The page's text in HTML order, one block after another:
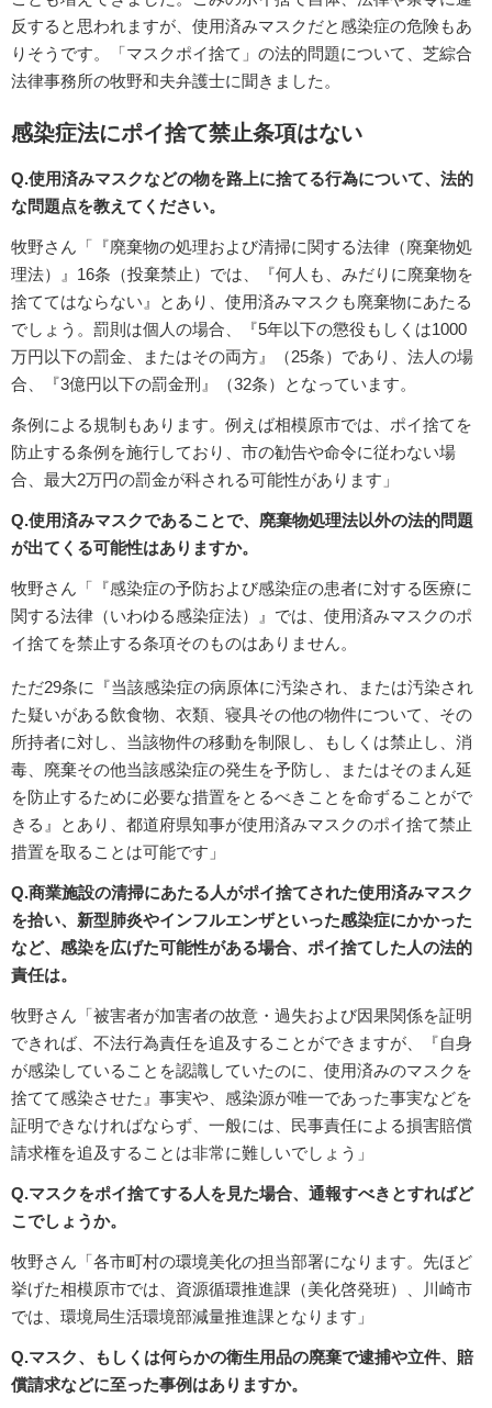
反すると思われますが、使用済みマスクだと感染症の危険もあ
りそうです。「マスクポイ捨て」の法的問題について、芝綜合
法律事務所の牧野和夫弁護士に聞きました。
感染症法にポイ捨て禁止条項はない
Q.使用済みマスクなどの物を路上に捨てる行為について、法的
な問題点を教えてください。
牧野さん「『廃棄物の処理および清掃に関する法律（廃棄物処
理法）』16条（投棄禁止）では、『何人も、みだりに廃棄物を
捨ててはならない』とあり、使用済みマスクも廃棄物にあたる
でしょう。罰則は個人の場合、『5年以下の懲役もしくは1000
万円以下の罰金、またはその両方』（25条）であり、法人の場
合、『3億円以下の罰金刑』（32条）となっています。
条例による規制もあります。例えば相模原市では、ポイ捨てを
防止する条例を施行しており、市の勧告や命令に従わない場
合、最大2万円の罰金が科される可能性があります」
Q.使用済みマスクであることで、廃棄物処理法以外の法的問題
が出てくる可能性はありますか。
牧野さん「『感染症の予防および感染症の患者に対する医療に
関する法律（いわゆる感染症法）』では、使用済みマスクのポ
イ捨てを禁止する条項そのものはありません。
ただ29条に『当該感染症の病原体に汚染され、または汚染され
た疑いがある飲食物、衣類、寝具その他の物件について、その
所持者に対し、当該物件の移動を制限し、もしくは禁止し、消
毒、廃棄その他当該感染症の発生を予防し、またはそのまん延
を防止するために必要な措置をとるべきことを命ずることがで
きる』とあり、都道府県知事が使用済みマスクのポイ捨て禁止
措置を取ることは可能です」
Q.商業施設の清掃にあたる人がポイ捨てされた使用済みマスク
を拾い、新型肺炎やインフルエンザといった感染症にかかった
など、感染を広げた可能性がある場合、ポイ捨てした人の法的
責任は。
牧野さん「被害者が加害者の故意・過失および因果関係を証明
できれば、不法行為責任を追及することができますが、『自身
が感染していることを認識していたのに、使用済みのマスクを
捨てて感染させた』事実や、感染源が唯一であった事実などを
証明できなければならず、一般には、民事責任による損害賠償
請求権を追及することは非常に難しいでしょう」
Q.マスクをポイ捨てする人を見た場合、通報すべきとすればど
こでしょうか。
牧野さん「各市町村の環境美化の担当部署になります。先ほど
挙げた相模原市では、資源循環推進課（美化啓発班）、川崎市
では、環境局生活環境部減量推進課となります」
Q.マスク、もしくは何らかの衛生用品の廃棄で逮捕や立件、賠
償請求などに至った事例はありますか。